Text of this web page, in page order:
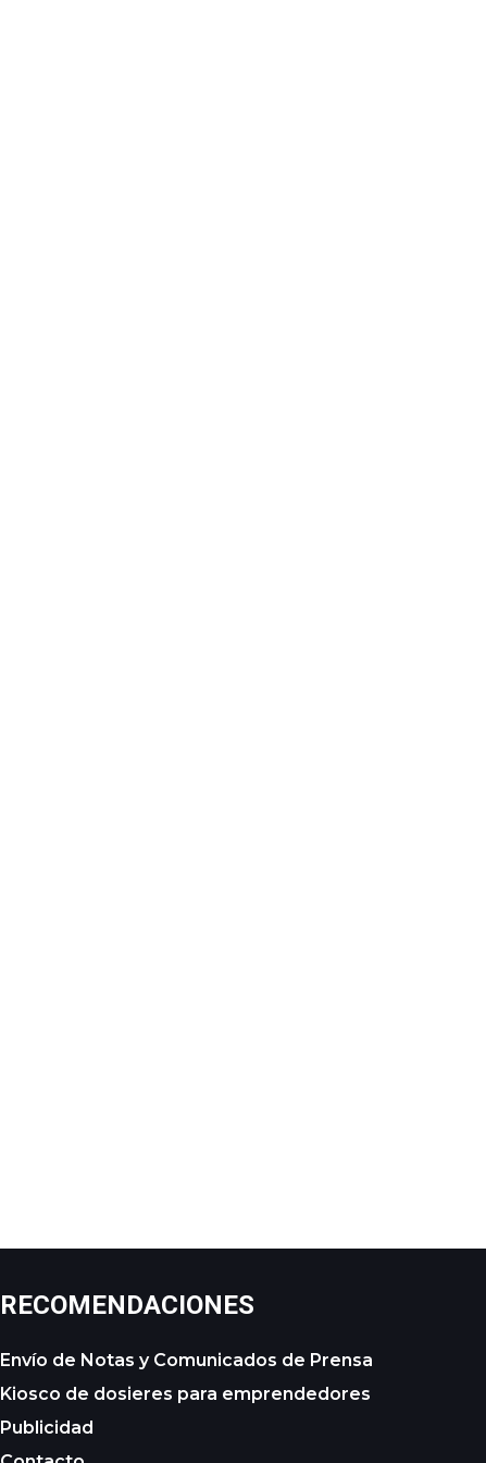
RECOMENDACIONES
Envío de Notas y Comunicados de Prensa
Kiosco de dosieres para emprendedores
Publicidad